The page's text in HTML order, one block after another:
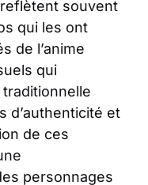
souvent
qui les ont
de l’anime
qui
d’authenticité et
de ces
personnages